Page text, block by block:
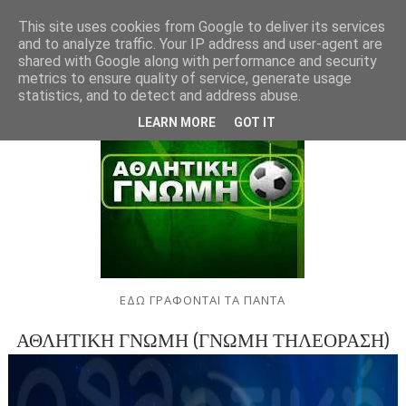
ΕΔΩ ΓΡΑΦΟΝΤΑΙ ΤΑ ΠΑΝΤΑ
ΑΘΛΗΤΙΚΗ ΓΝΩΜΗ (ΓΝΩΜΗ ΤΗΛΕΟΡΑΣΗ)
This site uses cookies from Google to deliver its services
and to analyze traffic. Your IP address and user-agent are
shared with Google along with performance and security
metrics to ensure quality of service, generate usage
statistics, and to detect and address abuse.
LEARN MORE GOT IT